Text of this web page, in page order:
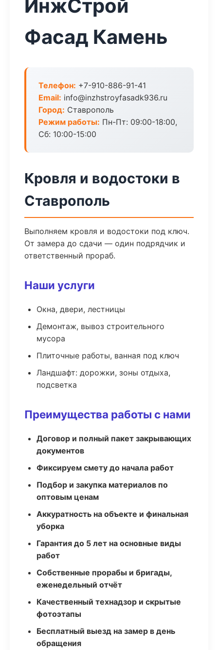
ИнжСтрой
Фасад Камень
Телефон: +7-910-886-91-41
Email: info@inzhstroyfasadk936.ru
Город: Ставрополь
Режим работы: Пн-Пт: 09:00-18:00,
Сб: 10:00-15:00
Кровля и водостоки в
Ставрополь
Выполняем кровля и водостоки под ключ.
От замера до сдачи — один подрядчик и
ответственный прораб.
Наши услуги
Окна, двери, лестницы
Демонтаж, вывоз строительного
мусора
Плиточные работы, ванная под ключ
Ландшафт: дорожки, зоны отдыха,
подсветка
Преимущества работы с нами
Договор и полный пакет закрывающих
документов
Фиксируем смету до начала работ
Подбор и закупка материалов по
оптовым ценам
Аккуратность на объекте и финальная
уборка
Гарантия до 5 лет на основные виды
работ
Собственные прорабы и бригады,
еженедельный отчёт
Качественный технадзор и скрытые
фотоэтапы
Бесплатный выезд на замер в день
обращения